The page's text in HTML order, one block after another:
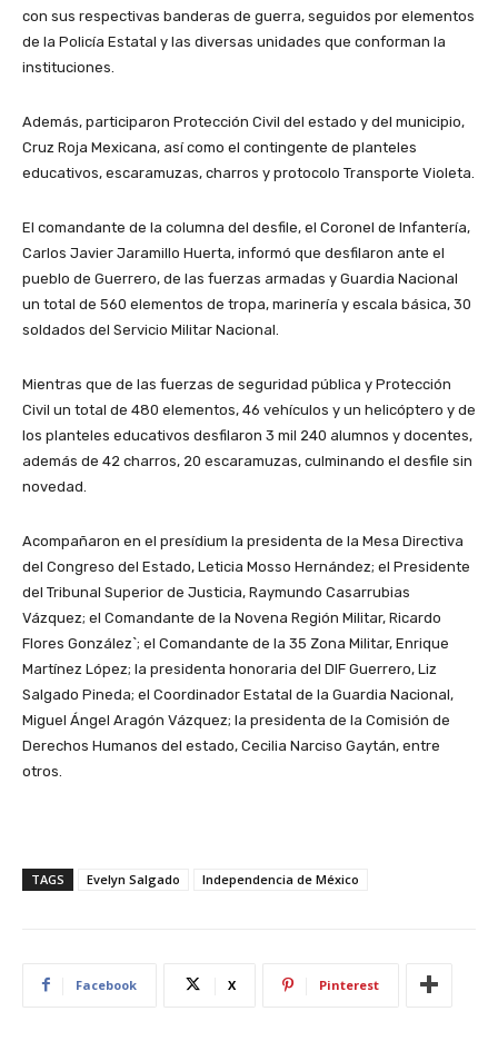
con sus respectivas banderas de guerra, seguidos por elementos
de la Policía Estatal y las diversas unidades que conforman la
instituciones.
Además, participaron Protección Civil del estado y del municipio,
Cruz Roja Mexicana, así como el contingente de planteles
educativos, escaramuzas, charros y protocolo Transporte Violeta.
El comandante de la columna del desfile, el Coronel de Infantería,
Carlos Javier Jaramillo Huerta, informó que desfilaron ante el
pueblo de Guerrero, de las fuerzas armadas y Guardia Nacional
un total de 560 elementos de tropa, marinería y escala básica, 30
soldados del Servicio Militar Nacional.
Mientras que de las fuerzas de seguridad pública y Protección
Civil un total de 480 elementos, 46 vehículos y un helicóptero y de
los planteles educativos desfilaron 3 mil 240 alumnos y docentes,
además de 42 charros, 20 escaramuzas, culminando el desfile sin
novedad.
Acompañaron en el presídium la presidenta de la Mesa Directiva
del Congreso del Estado, Leticia Mosso Hernández; el Presidente
del Tribunal Superior de Justicia, Raymundo Casarrubias
Vázquez; el Comandante de la Novena Región Militar, Ricardo
Flores González`; el Comandante de la 35 Zona Militar, Enrique
Martínez López; la presidenta honoraria del DIF Guerrero, Liz
Salgado Pineda; el Coordinador Estatal de la Guardia Nacional,
Miguel Ángel Aragón Vázquez; la presidenta de la Comisión de
Derechos Humanos del estado, Cecilia Narciso Gaytán, entre
otros.
TAGS Evelyn Salgado Independencia de México
Facebook X Pinterest